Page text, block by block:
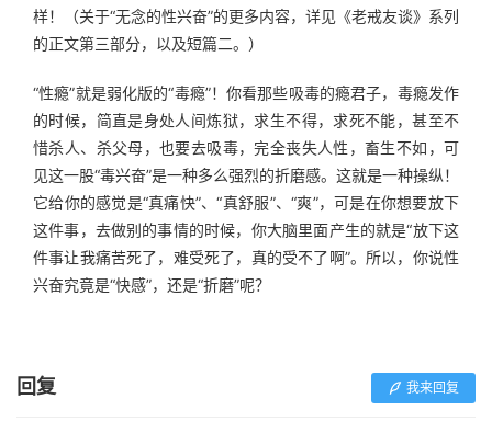
样！（关于“无念的性兴奋”的更多内容，详见《老戒友谈》系列
的正文第三部分，以及短篇二。）
“性瘾”就是弱化版的“毒瘾”！你看那些吸毒的瘾君子，毒瘾发作
的时候，简直是身处人间炼狱，求生不得，求死不能，甚至不
惜杀人、杀父母，也要去吸毒，完全丧失人性，畜生不如，可
见这一股“毒兴奋”是一种多么强烈的折磨感。这就是一种操纵！
它给你的感觉是“真痛快”、“真舒服”、“爽”，可是在你想要放下
这件事，去做别的事情的时候，你大脑里面产生的就是“放下这
件事让我痛苦死了，难受死了，真的受不了啊”。所以，你说性
兴奋究竟是“快感”，还是“折磨”呢？
回复 我来回复